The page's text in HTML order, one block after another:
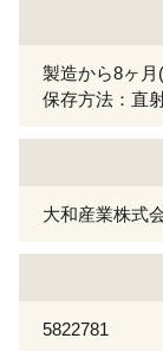
製造から8ヶ
保存方法：直
大和産業株式
5822781